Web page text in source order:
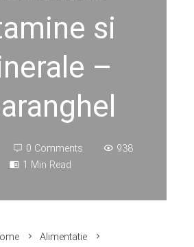
si
–
0 Comments
938
1 Min Read
Alimentatie